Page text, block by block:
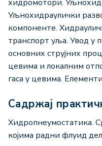
хидромотори.
Уљнохидраулички
компоненте.
транспорт уља. Увод у
основних струјних
цевима и локалним
гаса у цевима.
Садржај
Хидропнеумостатика.
којима радни флуид